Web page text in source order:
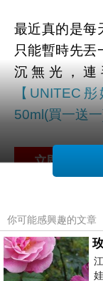
最近真的是每
只能暫時先丟
沉無光，
【UNITEC
50ml(買一送
品號：
你可能感興趣的文章